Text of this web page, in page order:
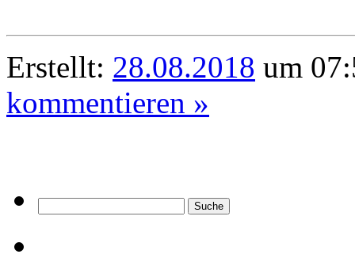
Erstellt: 28.08.2018 um
kommentieren »